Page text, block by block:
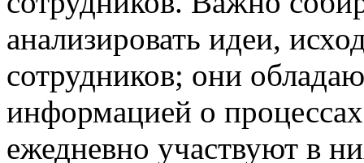
анализировать идеи,
сотрудников; они
информацией о
ежедневно участвуют в